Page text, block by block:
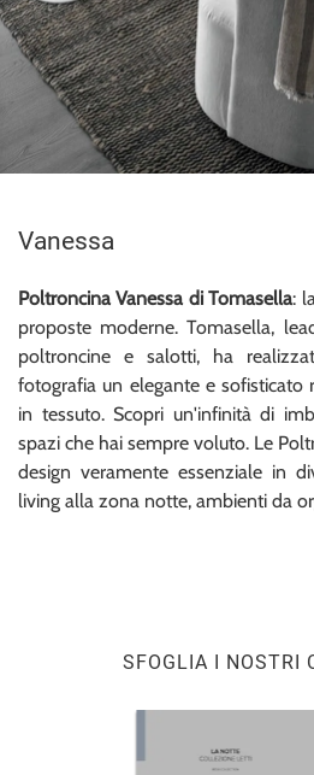
Vanessa
Poltroncina Vanessa di Tomasella:
proposte moderne. Tomasella,
poltroncine e salotti, ha
fotografia un elegante e sofisticato
in tessuto. Scopri un'infinità di
spazi che hai sempre voluto. Le
design veramente essenziale in
living alla zona notte, ambienti da
SFOGLIA I NOSTRI